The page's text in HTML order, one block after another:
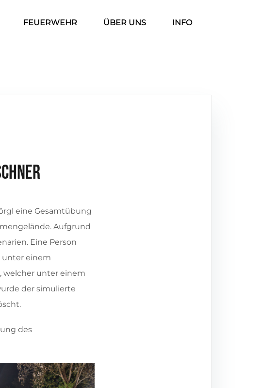
FEUERWEHR ÜBER UNS INFO
eine Gesamtübung
Aufgrund
Eine Person
unter einem
welcher unter einem
der simulierte
des